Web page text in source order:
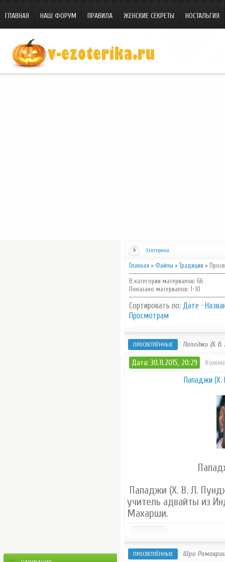
ГЛАВНАЯ НАШ ФОРУМ ПРАВИЛА ЖЕНСКИЕ СЕКРЕТЫ НОСТАЛЬГИЯ
Site.ru
Эзотерика
Главная » Файлы »Традиции »
В категории материалов: 66
Показано материалов: 1-10
Сортировать по: Дате·
Просмотрам
ПРОСВЕТЛЁННЫЕ Пападжи (Х. В.
Дата: 30.11.2015, 20:29
Пападжи (Х.
Пападжи (Х. В. Л.
учитель адвайты из
Махарши.
ПРОСВЕТЛЁННЫЕ Шри